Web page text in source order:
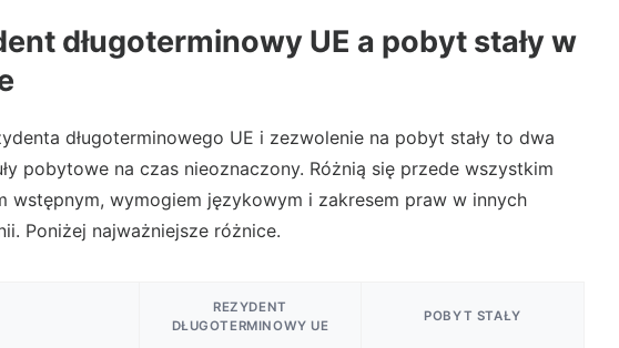
długoterminowy UE a pobyt stały w
długoterminowego UE i zezwolenie na pobyt stały to dwa
pobytowe na czas nieoznaczony. Różnią się przede wszystkim
wstępnym, wymogiem językowym i zakresem praw w innych
Poniżej najważniejsze różnice.
REZYDENT
DŁUGOTERMINOWY UE
POBYT STAŁY